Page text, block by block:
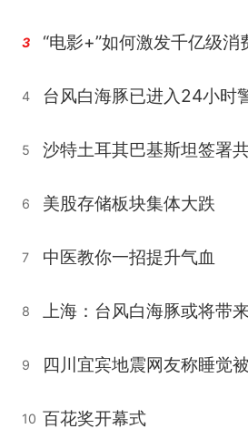
3
4 台风白海豚已进入24小时
5
6 美股存储板块集体大跌
7 中医教你一招提升气血
8
9 四川宜宾地震网友称睡觉
10 百花奖开幕式